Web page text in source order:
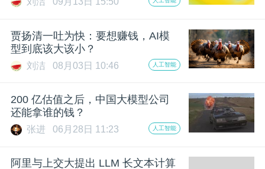
贾扬清一吐为快：要想赚钱，AI模
型到底该大该小？
刘洁 08月03日 10:46 人工智能
200 亿估值之后，中国大模型公司
还能拿谁的钱？
张进 06月28日 11:23 人工智能
阿里与上交大提出 LLM 长文本计算